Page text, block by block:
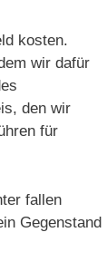
kosten.
wir dafür
den wir
für
fallen
Gegenstand